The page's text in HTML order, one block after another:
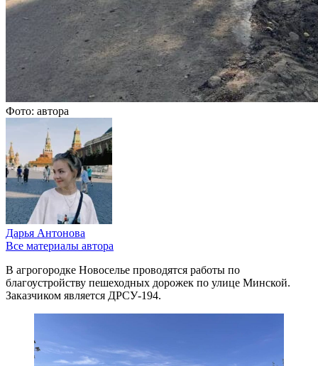
Фото: автора
Дарья Антонова
Все материалы автора
В агрогородке Новоселье проводятся работы по
благоустройству пешеходных дорожек по улице Минской.
Заказчиком является ДРСУ-194.